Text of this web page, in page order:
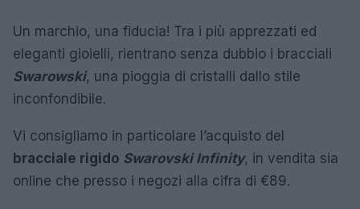
Un marchio, una fiducia! Tra i più apprezzati ed
eleganti gioielli, rientrano senza dubbio i bracciali
Swarowski, una pioggia di cristalli dallo stile
inconfondibile.
Vi consigliamo in particolare l’acquisto del
bracciale rigido Swarovski Infinity, in vendita sia
online che presso i negozi alla cifra di €89.